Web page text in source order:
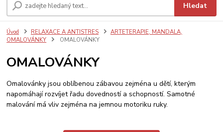
Hledat
Úvod RELAXACE A ANTISTRES
ARTETERAPIE, MANDALA,
OMALOVÁNKY
OMALOVÁNKY
OMALOVÁNKY
Omalovánky jsou oblíbenou zábavou zejména u dětí, kterým
napomáhají rozvíjet řadu dovedností a schopností. Samotné
malování má vliv zejména na jemnou motoriku ruky.